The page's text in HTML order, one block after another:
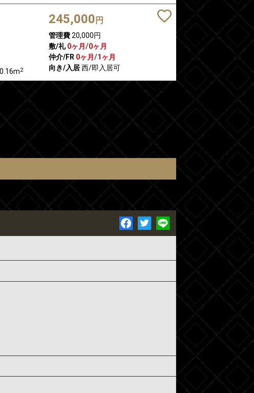
2
245,000 円
管理費20,000円
敷/礼 0ヶ月/0ヶ月
仲介/FR 0ヶ月/1ヶ月
向き/入居西/即入居可